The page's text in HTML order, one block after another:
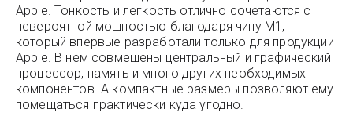
Apple. Тонкость и легкость отлично сочетаются с
невероятной мощностью благодаря чипу M1,
который впервые разработали только для продукции
Apple. В нем совмещены центральный и графический
процессор, память и много других необходимых
компонентов. А компактные размеры позволяют ему
помещаться практически куда угодно.